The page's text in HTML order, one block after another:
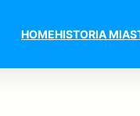
HOMEHISTORIA